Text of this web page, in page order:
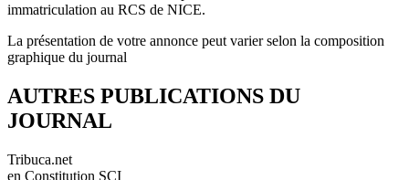
immatriculation au RCS de NICE.
La présentation de votre annonce peut varier selon la composition
graphique du journal
AUTRES PUBLICATIONS DU
JOURNAL
Tribuca.net
en Constitution SCI